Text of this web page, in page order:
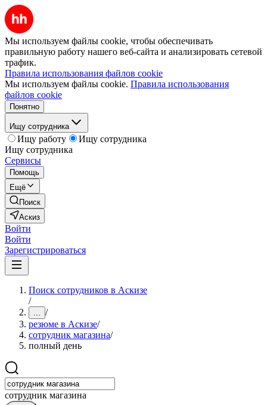
Мы используем файлы cookie, чтобы обеспечивать
правильную работу нашего веб-сайта и анализировать сетевой
трафик.
Правила использования файлов cookie
Мы используем файлы cookie. Правила использования
файлов cookie
Понятно
Ищу сотрудника
Ищу работу
Ищу сотрудника
Ищу сотрудника
Сервисы
Помощь
Ещё
Поиск
Аскиз
Войти
Войти
Зарегистрироваться
Поиск сотрудников в Аскизе
/
... /
резюме в Аскизе/
сотрудник магазина/
полный день
сотрудник магазина